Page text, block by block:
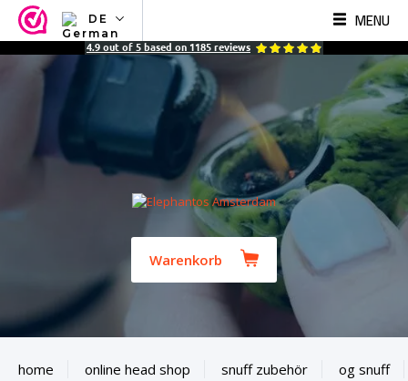
DE
NL
ES
MENU
4.9 out of 5 based on 1185 reviews
Warenkorb
home online head shop snuff zubehör og snuff